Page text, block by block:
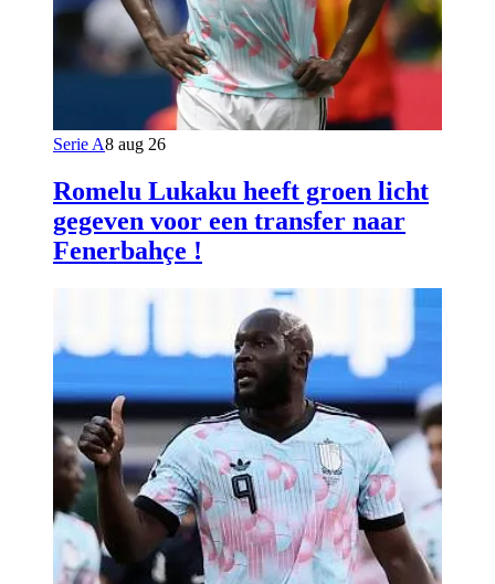
Serie A8 aug 26
Romelu Lukaku heeft groen licht
gegeven voor een transfer naar
Fenerbahçe !